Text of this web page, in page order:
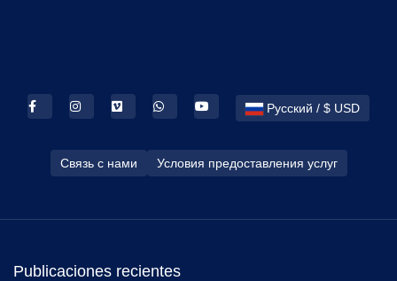
Русский / $ USD
Связь с нами Условия предоставления услуг
Publicaciones recientes